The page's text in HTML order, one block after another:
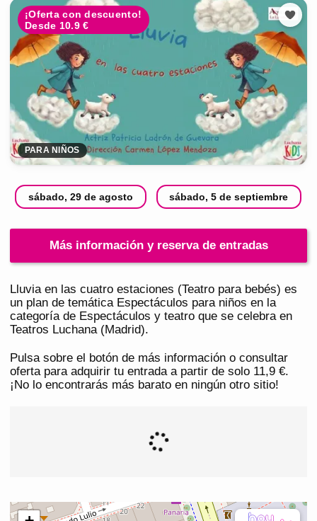
¡Oferta con descuento!
Desde 10.9 €
PARA NIÑOS
sábado, 29 de agosto sábado, 5 de septiembre
Más información y reserva de entradas
Lluvia en las cuatro estaciones (Teatro para bebés) es
un plan de temática Espectáculos para niños en la
categoría de Espectáculos y teatro que se celebra en
Teatros Luchana (Madrid).
Pulsa sobre el botón de más información o consultar
oferta para adquirir tu entrada a partir de solo 11,9 €.
¡No lo encontrarás más barato en ningún otro sitio!